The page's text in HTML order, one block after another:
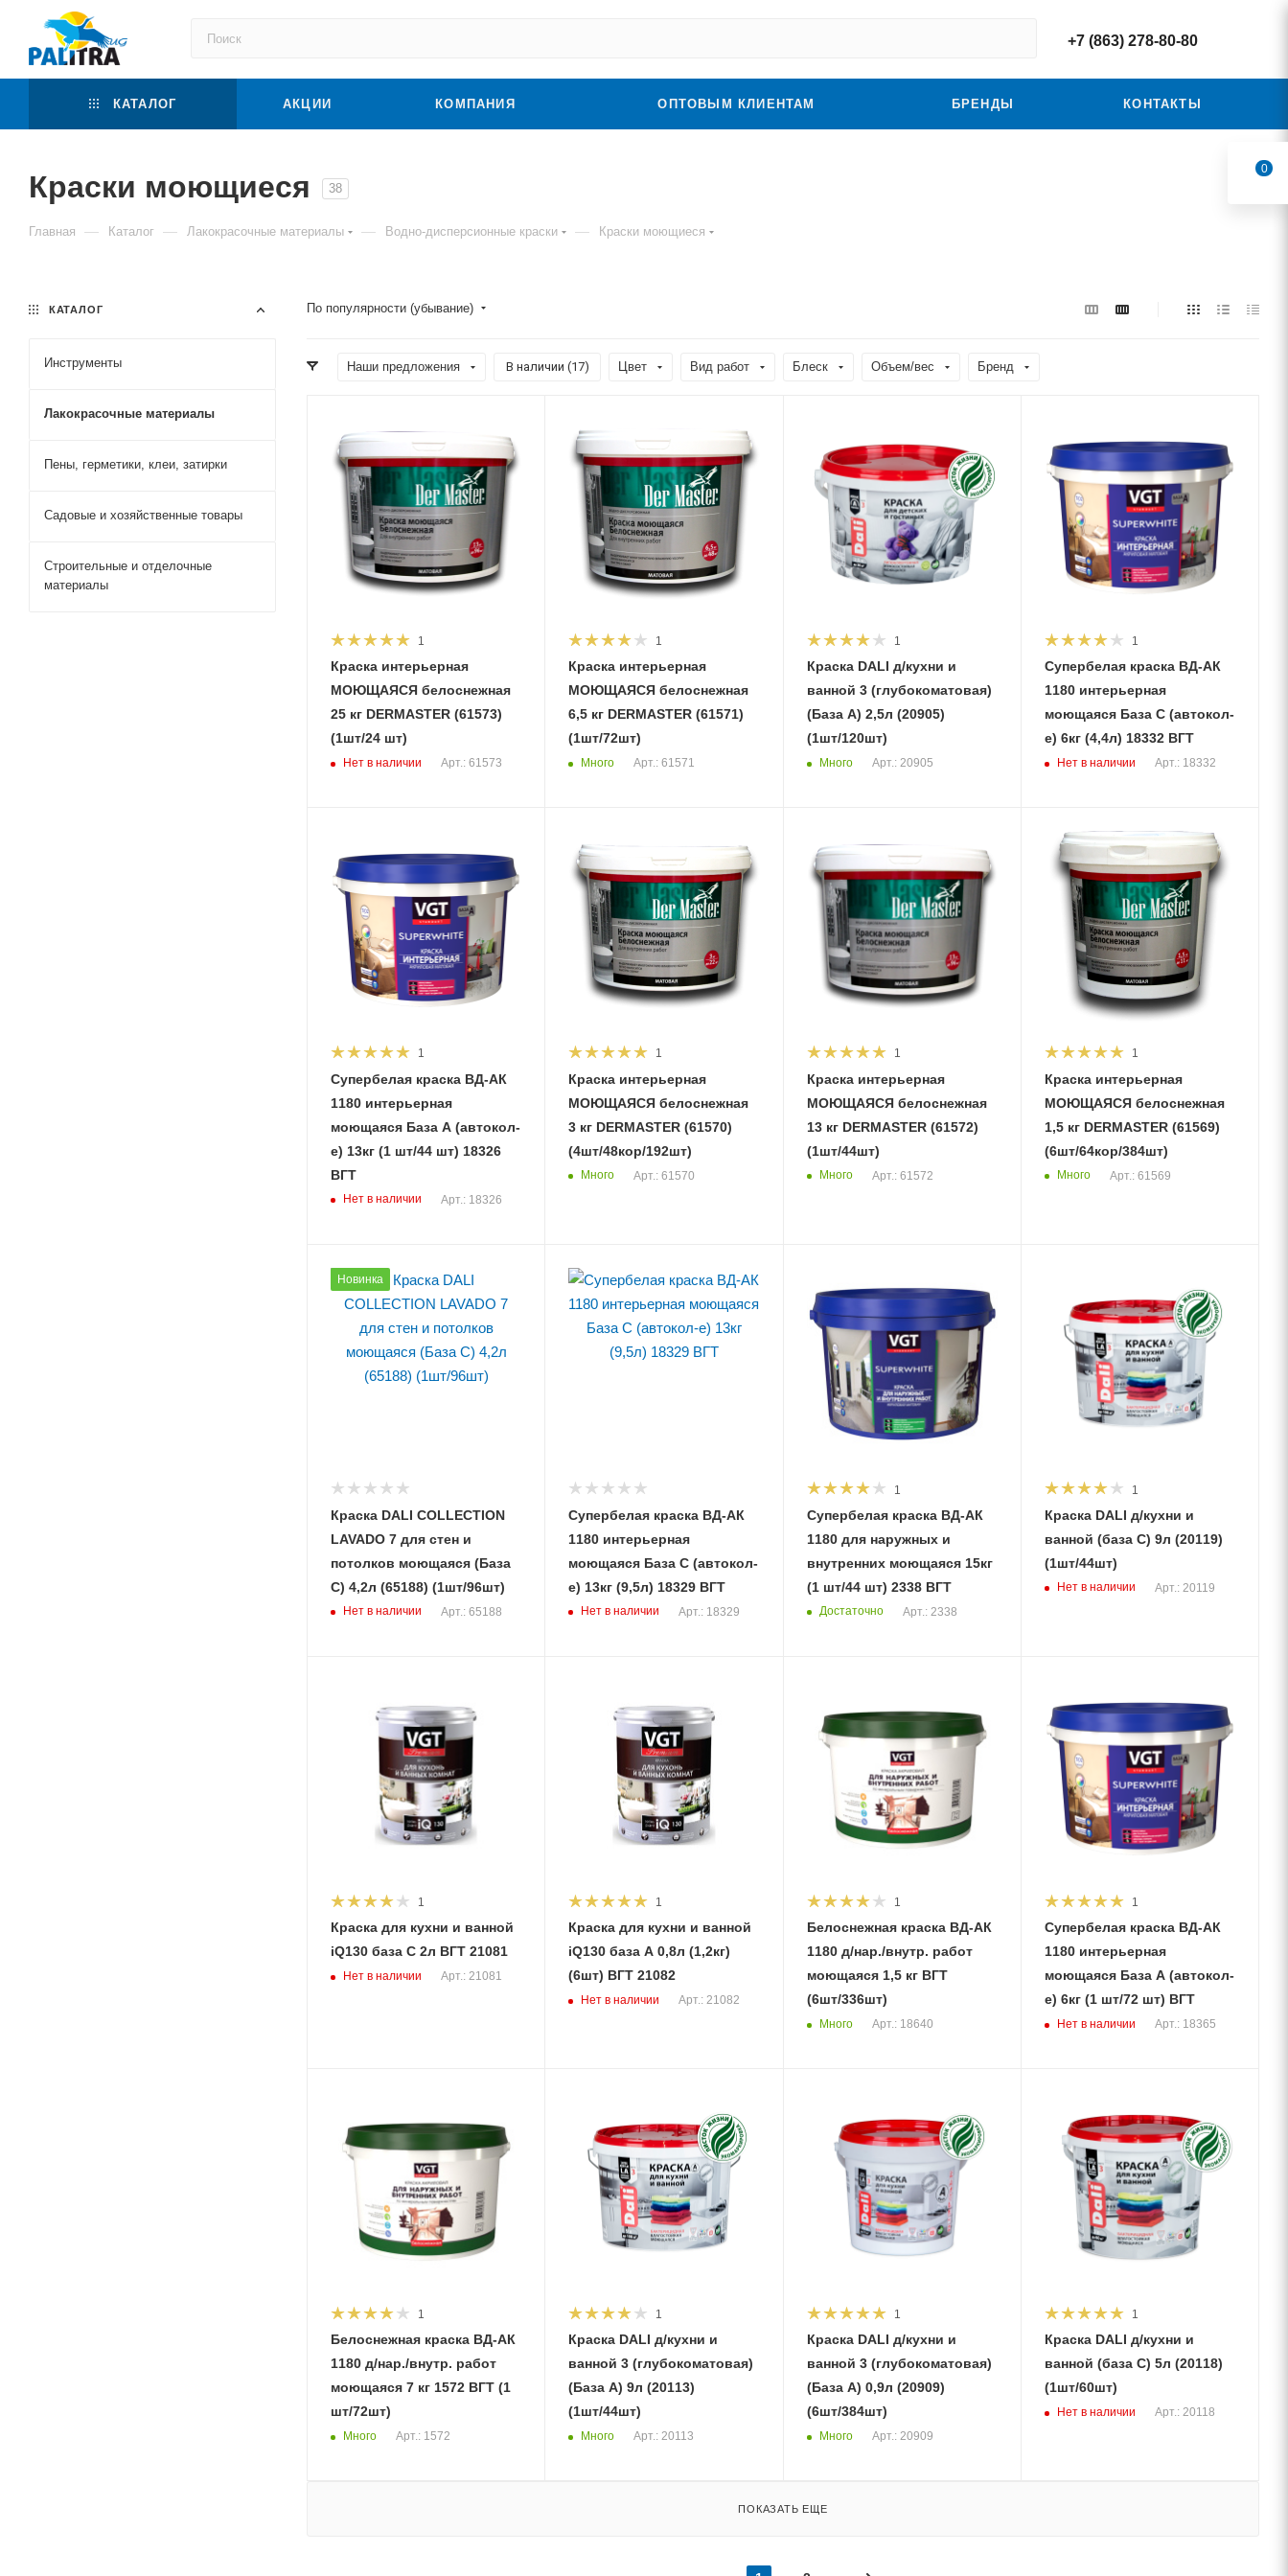
+7 (863) 278-80-80
КАТАЛОГ АКЦИИ КОМПАНИЯ ОПТОВЫМ КЛИЕНТАМ БРЕНДЫ КОНТАКТЫ
Краски моющиеся 38
Главная — Каталог — Лакокрасочные материалы — Водно-дисперсионные краски — Краски моющиеся
По популярности (убывание)
Наши предложения В наличии (17) Цвет Вид работ Блеск Объем/вес Бренд
1
Краска интерьерная
МОЮЩАЯСЯ белоснежная
25 кг DERMASTER (61573)
(1шт/24 шт)
Нет в наличии Арт.: 61573
1
Краска интерьерная
МОЮЩАЯСЯ белоснежная
6,5 кг DERMASTER (61571)
(1шт/72шт)
Много Арт.: 61571
1
Краска DALI д/кухни и
ванной 3 (глубокоматовая)
(База А) 2,5л (20905)
(1шт/120шт)
Много Арт.: 20905
1
Супербелая краска ВД-АК
1180 интерьерная
моющаяся База С (автокол-
е) 6кг (4,4л) 18332 ВГТ
Нет в наличии Арт.: 18332
1
Супербелая краска ВД-АК
1180 интерьерная
моющаяся База А (автокол-
е) 13кг (1 шт/44 шт) 18326
ВГТ
Нет в наличии Арт.: 18326
1
Краска интерьерная
МОЮЩАЯСЯ белоснежная
3 кг DERMASTER (61570)
(4шт/48кор/192шт)
Много Арт.: 61570
1
Краска интерьерная
МОЮЩАЯСЯ белоснежная
13 кг DERMASTER (61572)
(1шт/44шт)
Много Арт.: 61572
1
Краска интерьерная
МОЮЩАЯСЯ белоснежная
1,5 кг DERMASTER (61569)
(6шт/64кор/384шт)
Много Арт.: 61569
Новинка
Краска DALI COLLECTION
LAVADO 7 для стен и
потолков моющаяся (База
С) 4,2л (65188) (1шт/96шт)
Нет в наличии Арт.: 65188
Супербелая краска ВД-АК
1180 интерьерная
моющаяся База С (автокол-
е) 13кг (9,5л) 18329 ВГТ
Нет в наличии Арт.: 18329
1
Супербелая краска ВД-АК
1180 для наружных и
внутренних моющаяся 15кг
(1 шт/44 шт) 2338 ВГТ
Достаточно Арт.: 2338
1
Краска DALI д/кухни и
ванной (база С) 9л (20119)
(1шт/44шт)
Нет в наличии Арт.: 20119
1
Краска для кухни и ванной
iQ130 база С 2л ВГТ 21081
Нет в наличии Арт.: 21081
1
Краска для кухни и ванной
iQ130 база А 0,8л (1,2кг)
(6шт) ВГТ 21082
Нет в наличии Арт.: 21082
1
Белоснежная краска ВД-АК
1180 д/нар./внутр. работ
моющаяся 1,5 кг ВГТ
(6шт/336шт)
Много Арт.: 18640
1
Супербелая краска ВД-АК
1180 интерьерная
моющаяся База А (автокол-
е) 6кг (1 шт/72 шт) ВГТ
Нет в наличии Арт.: 18365
1
Белоснежная краска ВД-АК
1180 д/нар./внутр. работ
моющаяся 7 кг 1572 ВГТ (1
шт/72шт)
Много Арт.: 1572
1
Краска DALI д/кухни и
ванной 3 (глубокоматовая)
(База А) 9л (20113)
(1шт/44шт)
Много Арт.: 20113
1
Краска DALI д/кухни и
ванной 3 (глубокоматовая)
(База А) 0,9л (20909)
(6шт/384шт)
Много Арт.: 20909
1
Краска DALI д/кухни и
ванной (база С) 5л (20118)
(1шт/60шт)
Нет в наличии Арт.: 20118
ПОКАЗАТЬ ЕЩЕ
КАТАЛОГ
Инструменты
Лакокрасочные материалы
Пены, герметики, клеи, затирки
Садовые и хозяйственные товары
Строительные и отделочные
материалы
0